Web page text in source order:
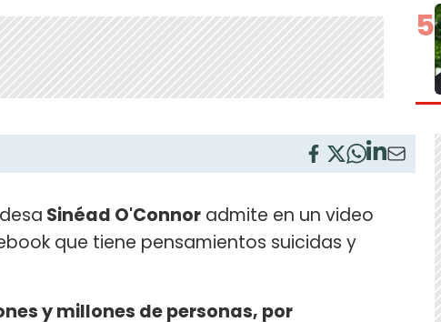
Sinéad O'Connor admite en un video
que tiene pensamientos suicidas y
y millones de personas, por
5